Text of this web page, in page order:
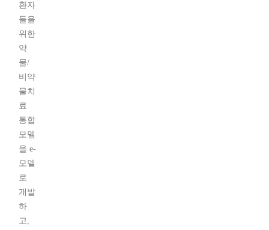
환자
들을
위한
약
물/
비약
물치
료
통합
모델
을 e-
모델
로
개발
하
고,